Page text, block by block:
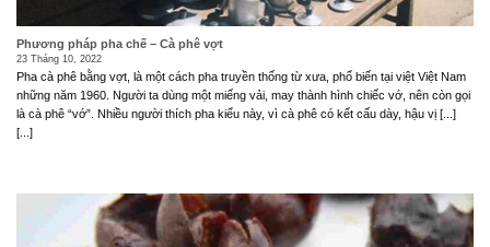
Phương pháp pha chế – Cà phê vợt
23 Tháng 10, 2022
Pha cà phê bằng vợt, là một cách pha truyền thống từ xưa, phổ biến tại việt Việt Nam
những năm 1960. Người ta dùng một miếng vải, may thành hình chiếc vớ, nên còn gọi
là cà phê “vớ”. Nhiều người thích pha kiểu này, vì cà phê có kết cấu dày, hậu vị [...]
[...]